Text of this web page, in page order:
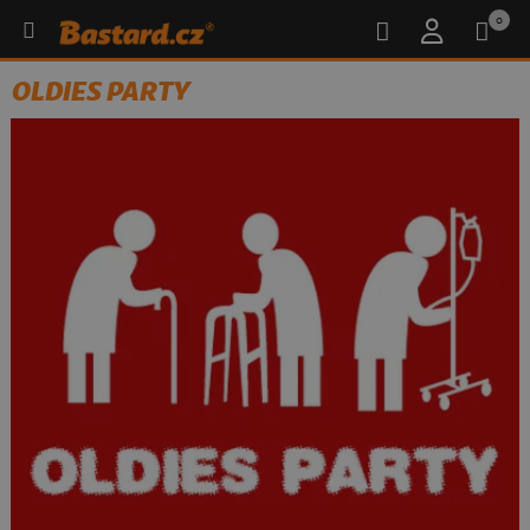
0
OLDIES PARTY